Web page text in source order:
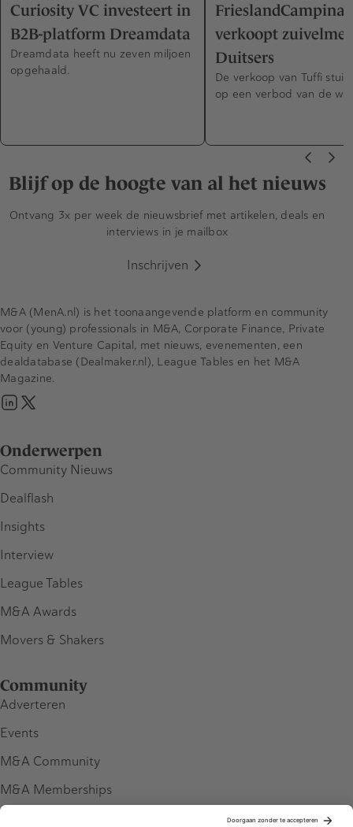
Curiosity VC investeert in
B2B-platform Dreamdata
Dreamdata heeft nu zeven miljoen
opgehaald.
FrieslandCampina
verkoopt
Duitsers
De verkoop van Tuffi
op een verbod van de
Blijf op de hoogte van al het nieuws
Ontvang 3x per week de nieuwsbrief met artikelen, deals en
interviews in je mailbox
Inschrijven
Onderwerpen
Community Nieuws
Dealflash
Insights
Interview
League Tables
M&A Awards
Movers & Shakers
Community
Adverteren
Events
M&A Community
M&A Memberships
M&A (MenA.nl) is het toonaangevende platform en community
voor (young) professionals in M&A, Corporate Finance, Private
Equity en Venture Capital, met nieuws, evenementen, een
dealdatabase (Dealmaker.nl), League Tables en het M&A
Magazine.